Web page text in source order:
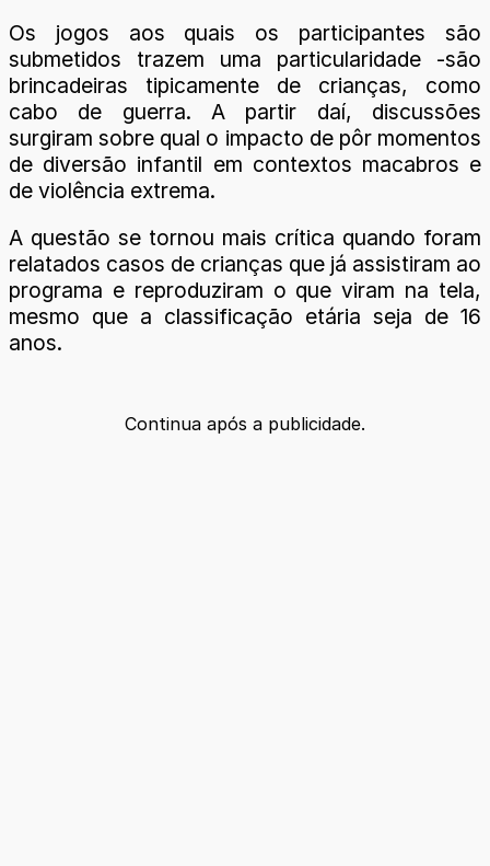
Os jogos aos quais os participantes são
submetidos trazem uma particularidade -são
brincadeiras tipicamente de crianças, como
cabo de guerra. A partir daí, discussões
surgiram sobre qual o impacto de pôr momentos
de diversão infantil em contextos macabros e
de violência extrema.
A questão se tornou mais crítica quando foram
relatados casos de crianças que já assistiram ao
programa e reproduziram o que viram na tela,
mesmo que a classificação etária seja de 16
anos.
Continua após a publicidade.